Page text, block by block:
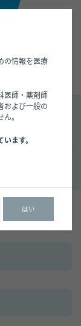
の情報を医療
医師・薬剤師
および一般の
。
ます。
はい